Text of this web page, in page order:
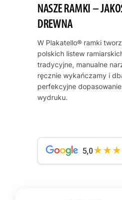
NASZE RAMKI –
DREWNA
W Plakatello® ramki
polskich listew
tradycyjne, manualne
ręcznie wykańczamy i
perfekcyjne
wydruku.
5,0